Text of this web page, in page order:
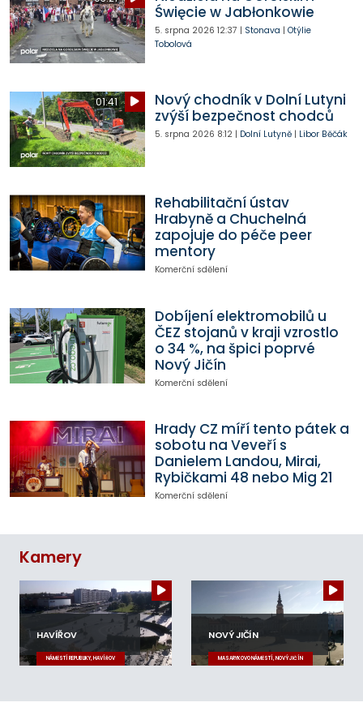
Święcie w Jabłonkowie
5. srpna 2026 12:37 | Stonava | Otýlie
Tobolová
01:41
Nový chodník v Dolní Lutyni
zvýší bezpečnost chodců
5. srpna 2026 8:12| Dolní Lutyně| Libor Běčák
Rehabilitační ústav
Hrabyně a Chuchelná
zapojuje do péče peer
mentory
Komerční sdělení
Dobíjení elektromobilů u
ČEZ stojanů v kraji vzrostlo
o 34 %, na špici poprvé
Nový Jičín
Komerční sdělení
Hrady CZ míří tento pátek a
sobotu na Veveří s
Danielem Landou, Mirai,
Rybičkami 48 nebo Mig 21
Komerční sdělení
Kamery
HAVÍŘOV
NÁMĚSTÍ REPUBLIKY, HAVÍŘOV
NOVÝ JIČÍN
MASARYKOVO NÁMĚSTÍ, NOVÝ JIČÍN